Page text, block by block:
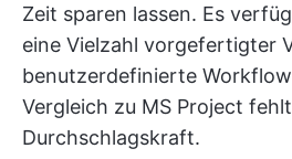
Zeit sparen lassen. Es
eine Vielzahl vorgefertigter
benutzerdefinierte
Vergleich zu MS Project
Durchschlagskraft.